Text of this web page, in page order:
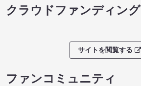
クラウドファンディング
サイトを閲覧する
ファンコミュニティ